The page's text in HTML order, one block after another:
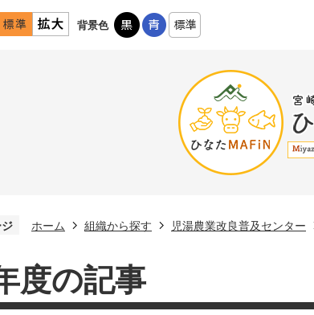
背景色
ホーム 組織から探す 児湯農業改良普及センター
度の記事